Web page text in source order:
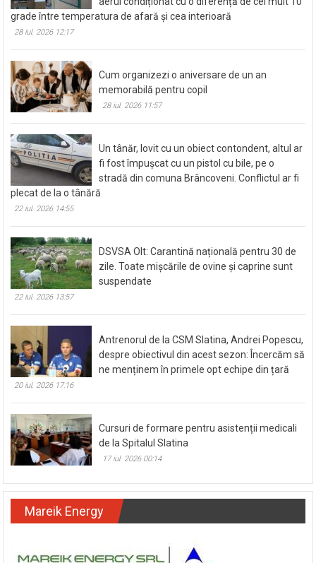
grade între temperatura de afară și cea interioară
28 iul. 2026 12:17
Cum organizezi o aniversare de un an
memorabilă pentru copil
28 iul. 2026 11:57
Un tânăr, lovit cu un obiect contondent, altul ar
fi fost împușcat cu un pistol cu bile, pe o
stradă din comuna Brâncoveni. Conflictul ar fi
plecat de la o tânără
22 iul. 2026 14:55
DSVSA Olt: Carantină națională pentru 30 de
zile. Toate mișcările de ovine și caprine sunt
suspendate
22 iul. 2026 13:57
Antrenorul de la CSM Slatina, Andrei Popescu,
despre obiectivul din acest sezon: Încercăm să
ne menținem în primele opt echipe din țară
20 iul. 2026 17:16
Cursuri de formare pentru asistenții medicali
de la Spitalul Slatina
17 iul. 2026 00:14
Mareik Energy